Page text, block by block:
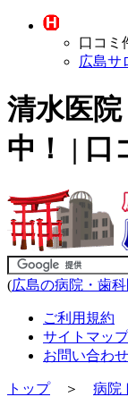
口コミ
広島サ
清水医
中！ | 口
(広島の病院・歯
ご利用規約
サイトマップ
お問い合わせ
トップ＞ 病院